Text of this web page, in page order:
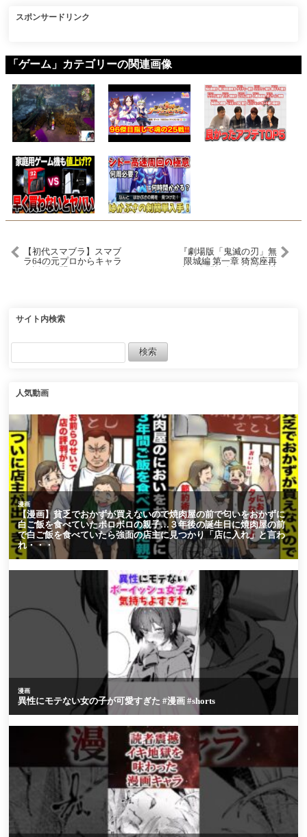
スポンサードリンク
「ゲーム」カテゴリーの関連画像
【初代スマブラ】スマブ
ラ64の元プロからキャラ
『劇場版「鬼滅の刃」無
限城編 第一章 猗窩座再
サイト内検索
人気動画